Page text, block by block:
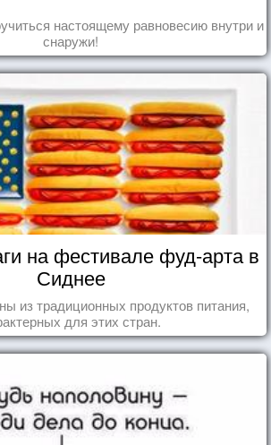
настоящему равновесию внутри и
снаружи!
на фестивале фуд-арта в
Сиднее
из традиционных продуктов питания,
для этих стран.